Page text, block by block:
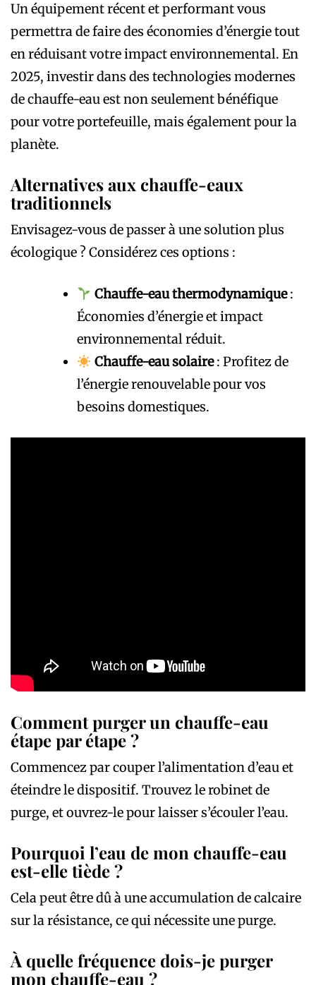
Un équipement récent et performant vous
permettra de faire des économies d’énergie tout
en réduisant votre impact environnemental. En
2025, investir dans des technologies modernes
de chauffe-eau est non seulement bénéfique
pour votre portefeuille, mais également pour la
planète.
Alternatives aux chauffe-eaux
traditionnels
Envisagez-vous de passer à une solution plus
écologique ? Considérez ces options :
Chauffe-eau thermodynamique:
Économies d’énergie et impact
environnemental réduit.
Chauffe-eau solaire: Profitez de
l’énergie renouvelable pour vos
besoins domestiques.
Comment purger un chauffe-eau
étape par étape ?
Commencez par couper l’alimentation d’eau et
éteindre le dispositif. Trouvez le robinet de
purge, et ouvrez-le pour laisser s’écouler l’eau.
Pourquoi l’eau de mon chauffe-eau
est-elle tiède ?
Cela peut être dû à une accumulation de calcaire
sur la résistance, ce qui nécessite une purge.
À quelle fréquence dois-je purger
mon chauffe-eau ?